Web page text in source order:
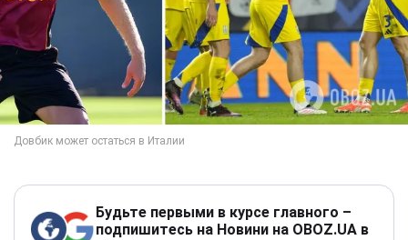
Будьте первыми в курсе главного –
подпишитесь на Новини на OBOZ.UA в